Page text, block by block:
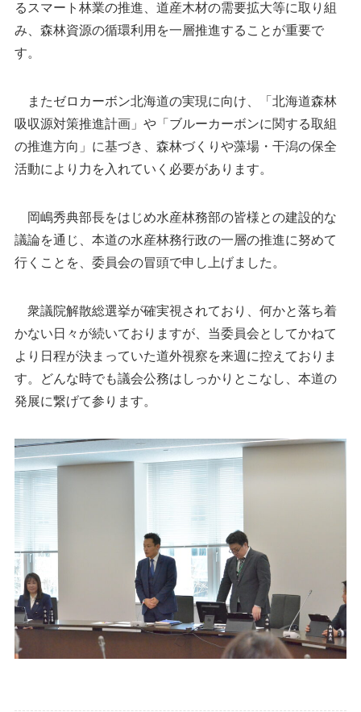
るスマート林業の推進、道産木材の需要拡大等に取り組
み、森林資源の循環利用を一層推進することが重要で
す。
またゼロカーボン北海道の実現に向け、「北海道森林
吸収源対策推進計画」や「ブルーカーボンに関する取組
の推進方向」に基づき、森林づくりや藻場・干潟の保全
活動により力を入れていく必要があります。
岡嶋秀典部長をはじめ水産林務部の皆様との建設的な
議論を通じ、本道の水産林務行政の一層の推進に努めて
行くことを、委員会の冒頭で申し上げました。
衆議院解散総選挙が確実視されており、何かと落ち着
かない日々が続いておりますが、当委員会としてかねて
より日程が決まっていた道外視察を来週に控えておりま
す。どんな時でも議会公務はしっかりとこなし、本道の
発展に繋げて参ります。